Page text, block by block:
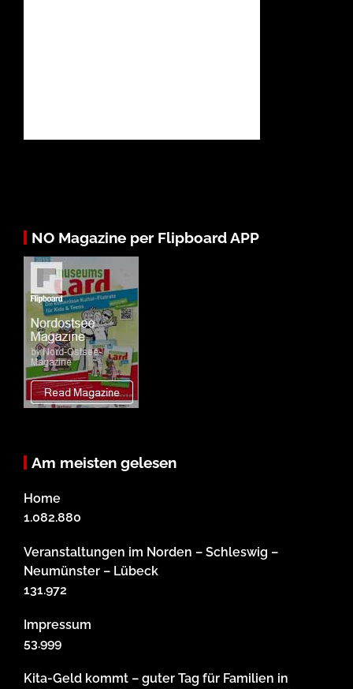
NO Magazine per Flipboard APP
Am meisten gelesen
Home
1.082.880
Veranstaltungen im Norden – Schleswig –
Neumünster – Lübeck
131.972
Impressum
53.999
Kita-Geld kommt – guter Tag für Familien in